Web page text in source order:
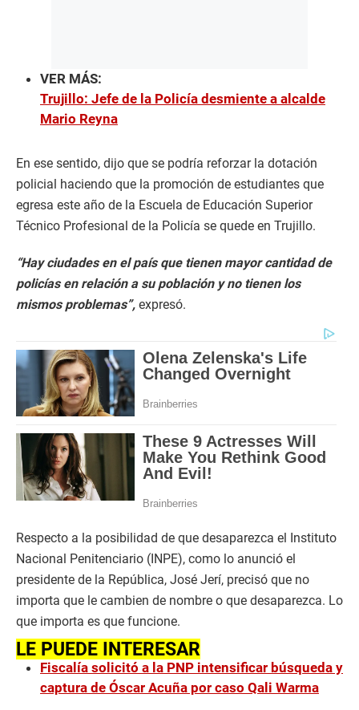
VER MÁS:
Trujillo: Jefe de la Policía desmiente a alcalde
Mario Reyna
En ese sentido, dijo que se podría reforzar la dotación
policial haciendo que la promoción de estudiantes que
egresa este año de la Escuela de Educación Superior
Técnico Profesional de la Policía se quede en Trujillo.
“Hay ciudades en el país que tienen mayor cantidad de
policías en relación a su población y no tienen los
mismos problemas”, expresó.
Respecto a la posibilidad de que desaparezca el Instituto
Nacional Penitenciario (INPE), como lo anunció el
presidente de la República, José Jerí, precisó que no
importa que le cambien de nombre o que desaparezca. Lo
que importa es que funcione.
LE PUEDE INTERESAR
Fiscalía solicitó a la PNP intensificar búsqueda y
captura de Óscar Acuña por caso Qali Warma